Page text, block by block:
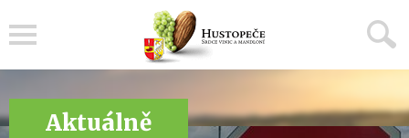
Aktuálně